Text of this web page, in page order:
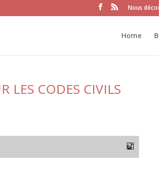
Nous
Home
LES CODES CIVILS